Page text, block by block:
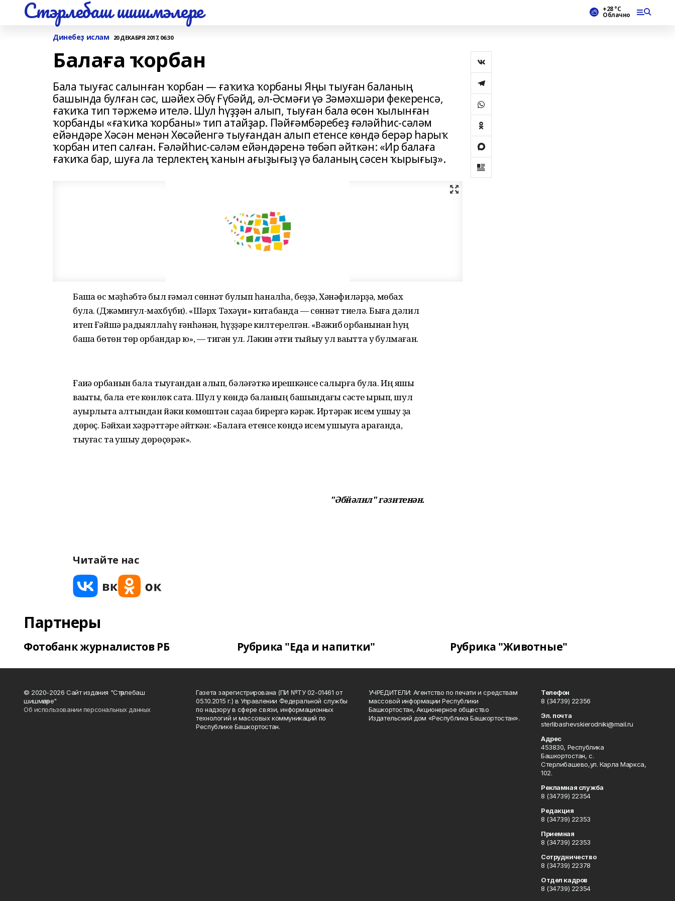
Стэрлебаш шишмэлере +28 °С
Облачно
Динебеҙ ислам 20 ДЕКАБРЯ 2017, 06:30
Балаға ҡорбан
Бала тыуғас салынған ҡорбан — ғаҡиҡа ҡорбаны Яңы тыуған баланың
башында булған сәс, шәйех Әбү Ғүбәйд, әл-Әсмәғи үә Зәмәхшәри фекеренсә,
ғаҡиҡа тип тәржемә ителә. Шул һүҙҙән алып, тыуған бала өсөн ҡылынған
ҡорбанды «ғаҡиҡа ҡорбаны» тип атайҙар. Пәйғәмбәребеҙ ғәләйһис-сәләм
ейәндәре Хәсән менән Хөсәйенгә тыуғандан алып етенсе көндә берәр һарыҡ
ҡорбан итеп салған. Ғәләйһис-сәләм ейәндәренә төбәп әйткән: «Ир балаға
ғаҡиҡа бар, шуға ла терлектең ҡанын ағыҙығыҙ үә баланың сәсен ҡырығыҙ».
Башҡа өс мәҙһәбтә был ғәмәл сөннәт булып һаналһа, беҙҙә, Хәнәфиләрҙә, мөбах
була. (Джәмиғул-мәхбүби). «Шәрх Тәхәүи» китабанда — сөннәт тиелә. Быға дәлил
итеп Ғәйшә радыяллаһү ғәнһәнән, һүҙҙәре килтерелгән. «Вәжиб ҡорбанынан һуң
башҡа бөтөн төр ҡорбандар юҡ», — тигән ул. Ләкин ҡәтғи тыйыу ул ваҡытта уҡ булмаған.
Ғаҡиҡә ҡорбанын бала тыуғандан алып, бәләғәткә ирешкәнсе салырға була. Иң яҡшы
ваҡыты, бала ете көнлөк саҡта. Шул уҡ көндә баланың башындағы сәсте ҡырып, шул
ауырлыҡта алтындан йәки көмөштән саҙаҡа бирергә кәрәк. Иртәрәк исем ҡушыу ҙа
дөрөҫ. Бәйхаҡи хәҙрәттәре әйткән: «Балаға етенсе көндә исем ҡушыуға ҡарағанда,
тыуғас та ҡушыу дөрөҫөрәк».
"Әбйәлил" гәзитенән.
Читайте нас
Партнеры
Фотобанк журналистов РБ Рубрика "Еда и напитки" Рубрика "Животные"
© 2020-2026 Сайт издания "Стәрлебаш
шишмәләре"
Об использовании персональных данных
Газета зарегистрирована (ПИ №ТУ 02-01461 от
05.10.2015 г.) в Управлении Федеральной службы
по надзору в сфере связи, информационных
технологий и массовых коммуникаций по
Республике Башкортостан.
УЧРЕДИТЕЛИ: Агентство по печати и средствам
массовой информации Республики
Башкортостан, Акционерное общество
Издательский дом «Республика Башкортостан».
Телефон
8 (34739) 22356
Эл. почта
sterlibashevskierodniki@mail.ru
Адрес
453830, Республика
Башкортостан, c.
Стерлибашево,ул. Карла Маркса,
102.
Рекламная служба
8 (34739) 22354
Редакция
8 (34739) 22353
Приемная
8 (34739) 22353
Сотрудничество
8 (34739) 22378
Отдел кадров
8 (34739) 22354